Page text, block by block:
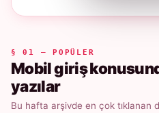
§ 01 — POPÜLER
Mobil giriş
yazılar
Bu hafta arşivde en çok tıklanan